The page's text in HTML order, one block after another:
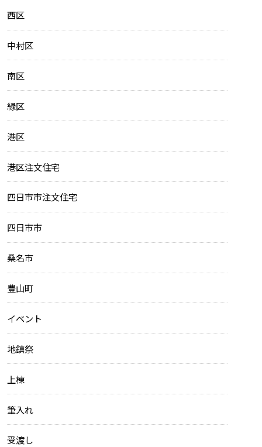
西区
中村区
南区
緑区
港区
港区注文住宅
四日市市注文住宅
四日市市
桑名市
豊山町
イベント
地鎮祭
上棟
筆入れ
受渡し